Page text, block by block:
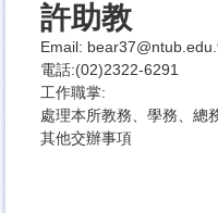
許助教
Email:
電話:(02)2322-6291
工作職掌:
處理本所教務、學務、總
其他交辦事項